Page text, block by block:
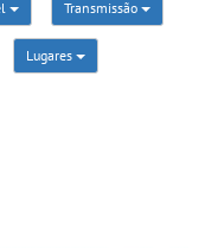
Transmissão
Lugares